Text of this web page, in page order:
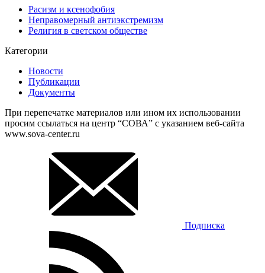
Расизм и ксенофобия
Неправомерный антиэкстремизм
Религия в светском обществе
Категории
Новости
Публикации
Документы
При перепечатке материалов или ином их использовании
просим ссылаться на центр “СОВА” с указанием веб-сайта
www.sova-center.ru
Подписка